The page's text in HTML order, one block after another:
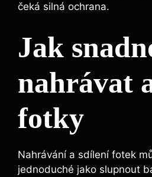
čeká silná ochrana.
Jak
nahrávat⁣
fotky
Nahrávání a sdílení fotek
jednoduché jako slupnout